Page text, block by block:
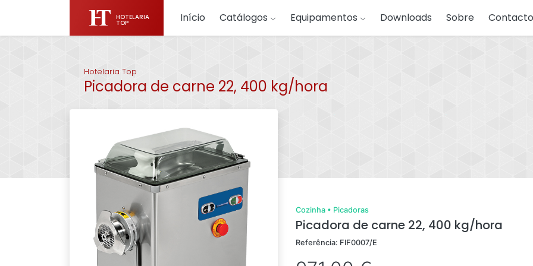
HOTELARIA
TOP Início Catálogos Equipamentos Downloads Sobre
Hotelaria Top
Picadora de carne 22, 400 kg/hora
Cozinha • Picadoras
Picadora de carne 22, 400 kg/hora
Referência: FIF0007/E